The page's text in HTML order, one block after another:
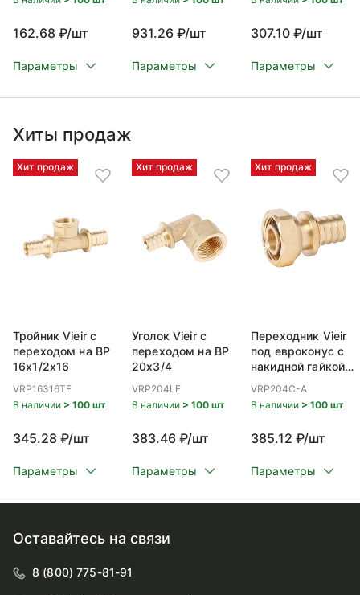
162.68 ₽/шт
Параметры
931.26 ₽/шт
Параметры
307.10 ₽/шт
Параметры
Хиты продаж
Хит продаж
Тройник Vieir с
переходом на ВР
16x1/2x16
VRP16316TF
В наличии > 100 шт
345.28 ₽/шт
Параметры
Хит продаж
Уголок Vieir с
переходом на ВР
20x3/4
VRP204LF
В наличии > 100 шт
383.46 ₽/шт
Параметры
Хит продаж
Переходник Vieir
под евроконус с
накидной гайкой
VRP204C-A
В наличии > 100 шт
385.12 ₽/шт
Параметры
Оставайтесь на связи
8 (800) 775-81-91